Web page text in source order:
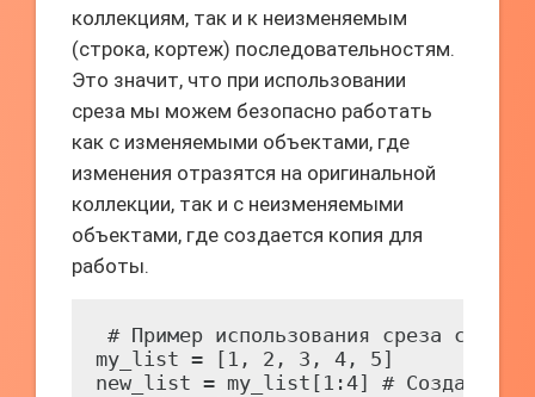
коллекциям, так и к неизменяемым
(строка, кортеж) последовательностям.
Это значит, что при использовании
среза мы можем безопасно работать
как с изменяемыми объектами, где
изменения отразятся на оригинальной
коллекции, так и с неизменяемыми
объектами, где создается копия для
работы.
# Пример использования среза со
my_list = [1, 2, 3, 4, 5]
new_list = my_list[1:4] # Создается